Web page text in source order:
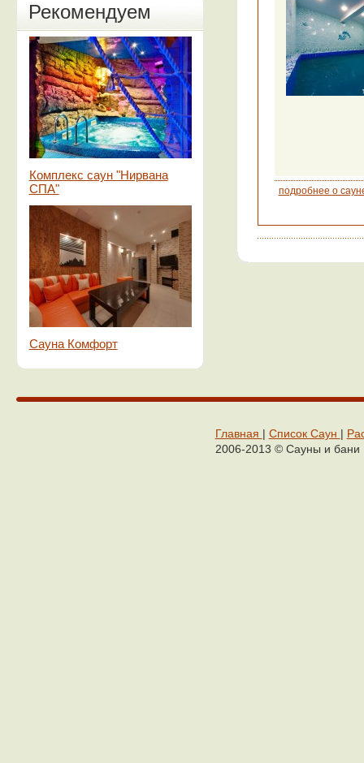
Рекомендуем
Комплекс саун "Нирвана
СПА"
Сауна Комфорт
подробнее о
Главная | Cписок Cаун |
2006-2013 © Сaуны и бaни